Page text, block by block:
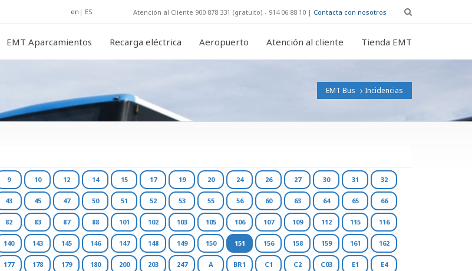
en | ES Atención al Cliente 900 878 331 (gratuito) - 914 06 88 10 | Contacta con nosotros
EMT Aparcamientos Recarga eléctrica Aeropuerto Atención al cliente Tienda EMT
EMT Bus Incidencias
9 10 12 14 15 17 19 20 24 26 27 30 31 32
43 45 47 50 51 52 53 55 56 60 63 64 65 66
82 83 87 88 101 102 103 105 106 107 109 112 115 116
140 143 145 146 147 148 149 150 151 156 158 159 161 162
177 178 179 180 200 203 247 A BR1 C1 C2 C03 E1 E4